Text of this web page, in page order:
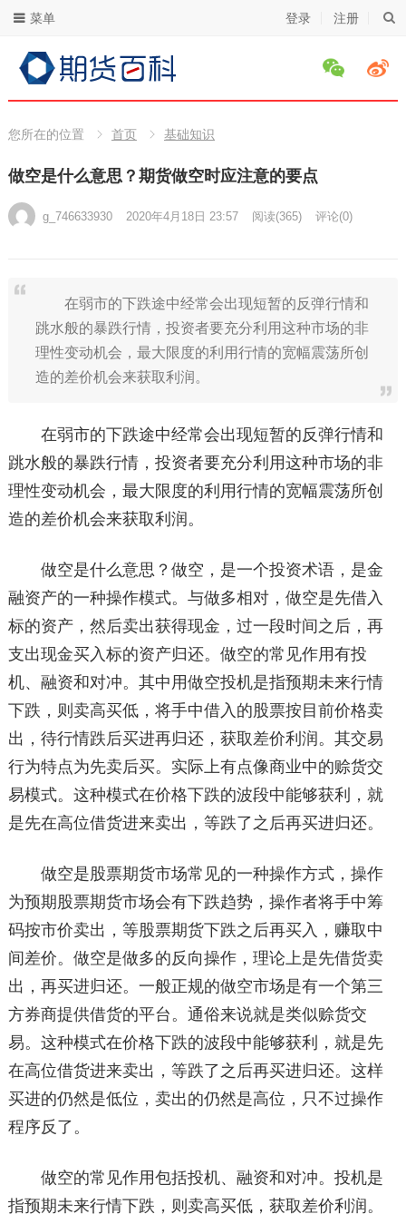
登录 注册
菜单
您所在的位置 首页 基础知识
做空是什么意思？期货做空时应注意的要点
g_746633930 2020年4月18日 23:57 阅读(365) 评论(0)
在弱市的下跌途中经常会出现短暂的反弹行情和
跳水般的暴跌行情，投资者要充分利用这种市场的非
理性变动机会，最大限度的利用行情的宽幅震荡所创
造的差价机会来获取利润。
在弱市的下跌途中经常会出现短暂的反弹行情和
跳水般的暴跌行情，投资者要充分利用这种市场的非
理性变动机会，最大限度的利用行情的宽幅震荡所创
造的差价机会来获取利润。
做空是什么意思？做空，是一个投资术语，是金
融资产的一种操作模式。与做多相对，做空是先借入
标的资产，然后卖出获得现金，过一段时间之后，再
支出现金买入标的资产归还。做空的常见作用有投
机、融资和对冲。其中用做空投机是指预期未来行情
下跌，则卖高买低，将手中借入的股票按目前价格卖
出，待行情跌后买进再归还，获取差价利润。其交易
行为特点为先卖后买。实际上有点像商业中的赊货交
易模式。这种模式在价格下跌的波段中能够获利，就
是先在高位借货进来卖出，等跌了之后再买进归还。
做空是股票期货市场常见的一种操作方式，操作
为预期股票期货市场会有下跌趋势，操作者将手中筹
码按市价卖出，等股票期货下跌之后再买入，赚取中
间差价。做空是做多的反向操作，理论上是先借货卖
出，再买进归还。一般正规的做空市场是有一个第三
方券商提供借货的平台。通俗来说就是类似赊货交
易。这种模式在价格下跌的波段中能够获利，就是先
在高位借货进来卖出，等跌了之后再买进归还。这样
买进的仍然是低位，卖出的仍然是高位，只不过操作
程序反了。
做空的常见作用包括投机、融资和对冲。投机是
指预期未来行情下跌，则卖高买低，获取差价利润。